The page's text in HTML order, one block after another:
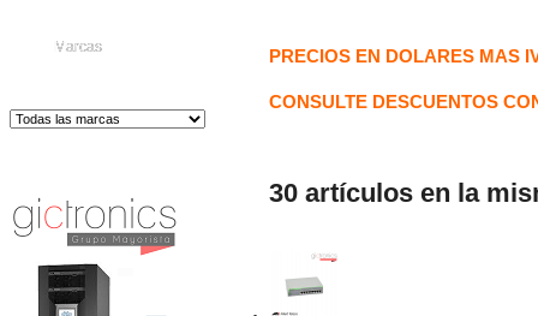
Marcas PRECIOS EN DOLARES MAS
CONSULTE DESCUENTOS
30 artículos en la